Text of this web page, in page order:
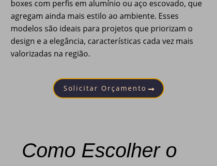
boxes com perfis em alumínio ou aço escovado, que
agregam ainda mais estilo ao ambiente. Esses
modelos são ideais para projetos que priorizam o
design e a elegância, características cada vez mais
valorizadas na região.
Solicitar Orçamento
Como Escolher o